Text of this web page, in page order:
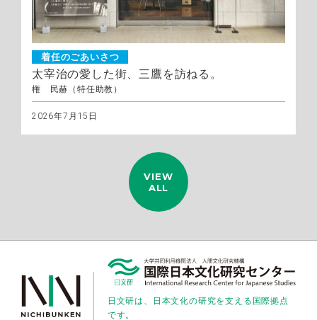
着任のごあいさつ
太宰治の愛した街、三鷹を訪ねる。
権 民赫（特任助教）
2026年7月15日
VIEW
ALL
日文研は、日本文化の研究を支える国際拠点
です。